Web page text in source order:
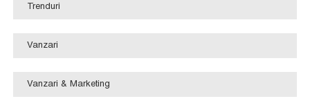
Trenduri
Vanzari
Vanzari & Marketing